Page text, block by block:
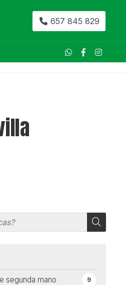
657 845 829
segunda mano 9